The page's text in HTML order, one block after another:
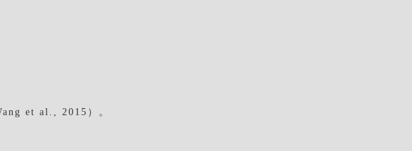
et al., 2015）。